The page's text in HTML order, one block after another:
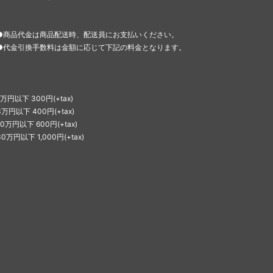
品代金は商品配送時、配送員にお支払いください。
金引換手数料は金額に応じて下記の料金となります。
円以下 300円(+tax)
円以下 400円(+tax)
万円以下 600円(+tax)
万円以下 1,000円(+tax)